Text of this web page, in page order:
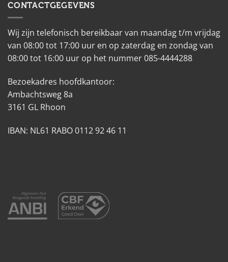
CONTACTGEGEVENS
Wij zijn telefonisch bereikbaar van maandag t/m vrijdag
van 08:00 tot 17:00 uur en op zaterdag en zondag van
08:00 tot 16:00 uur op het nummer 085-4444288
Bezoekadres hoofdkantoor:
Ambachtsweg 8a
3161 GL Rhoon
IBAN: NL61 RABO 0112 92 46 11